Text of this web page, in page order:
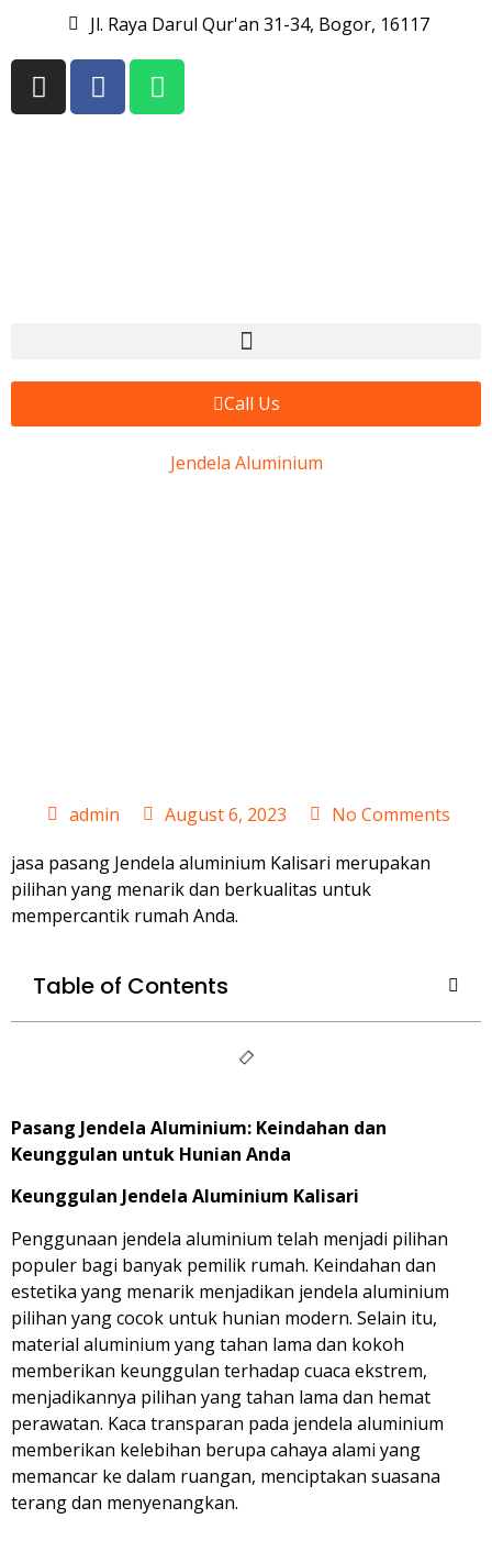
Jl. Raya Darul Qur'an 31-34, Bogor, 16117
Call Us
Jendela Aluminium
admin August 6, 2023
No Comments
jasa pasang Jendela aluminium Kalisari merupakan
pilihan yang menarik dan berkualitas untuk
mempercantik rumah Anda.
Table of Contents
Pasang Jendela Aluminium: Keindahan dan
Keunggulan untuk Hunian Anda
Keunggulan Jendela Aluminium Kalisari
Penggunaan jendela aluminium telah menjadi pilihan
populer bagi banyak pemilik rumah. Keindahan dan
estetika yang menarik menjadikan jendela aluminium
pilihan yang cocok untuk hunian modern. Selain itu,
material aluminium yang tahan lama dan kokoh
memberikan keunggulan terhadap cuaca ekstrem,
menjadikannya pilihan yang tahan lama dan hemat
perawatan. Kaca transparan pada jendela aluminium
memberikan kelebihan berupa cahaya alami yang
memancar ke dalam ruangan, menciptakan suasana
terang dan menyenangkan.